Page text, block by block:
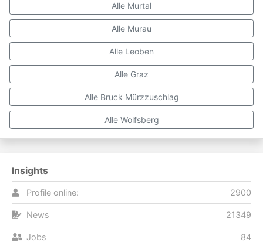
Alle Murtal
Alle Murau
Alle Leoben
Alle Graz
Alle Bruck Mürzzuschlag
Alle Wolfsberg
Insights
Profile online: 2900
News 21349
Jobs 84